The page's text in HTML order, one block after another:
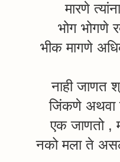
मारणे
भोग भोगणे
भीक मागणे
नाही जाणत
जिंकणे अथवा
एक जाणतो ,
नको मला ते